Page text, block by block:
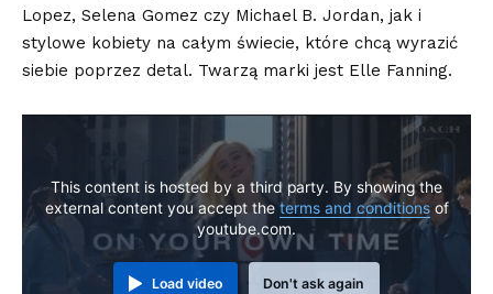
Lopez, Selena Gomez czy Michael B. Jordan, jak i
stylowe kobiety na całym świecie, które chcą wyrazić
siebie poprzez detal. Twarzą marki jest Elle Fanning.
This content is hosted by a third party. By showing the
external content you accept the terms and conditionsof
youtube.com.
Load video Don't ask again